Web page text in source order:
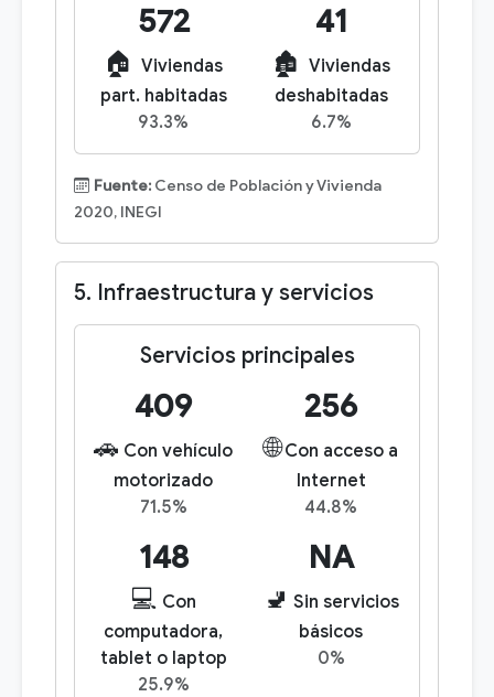
572
🏠 Viviendas
part. habitadas
93.3%
41
🏚️ Viviendas
deshabitadas
6.7%
Fuente: Censo de Población y Vivienda
2020, INEGI
5. Infraestructura y servicios
Servicios principales
409
🚗 Con vehículo
motorizado
71.5%
256
🌐 Con acceso a
Internet
44.8%
148
💻 Con
computadora,
tablet o laptop
25.9%
NA
🚽 Sin servicios
básicos
0%